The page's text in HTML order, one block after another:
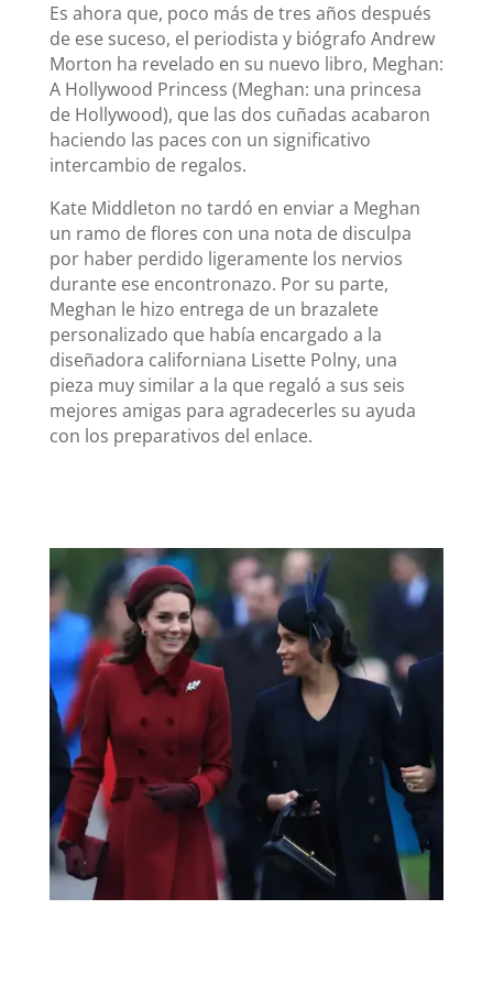
Es ahora que, poco más de tres años después
de ese suceso, el periodista y biógrafo Andrew
Morton ha revelado en su nuevo libro, Meghan:
A Hollywood Princess (Meghan: una princesa
de Hollywood), que las dos cuñadas acabaron
haciendo las paces con un significativo
intercambio de regalos.
Kate Middleton no tardó en enviar a Meghan
un ramo de flores con una nota de disculpa
por haber perdido ligeramente los nervios
durante ese encontronazo. Por su parte,
Meghan le hizo entrega de un brazalete
personalizado que había encargado a la
diseñadora californiana Lisette Polny, una
pieza muy similar a la que regaló a sus seis
mejores amigas para agradecerles su ayuda
con los preparativos del enlace.